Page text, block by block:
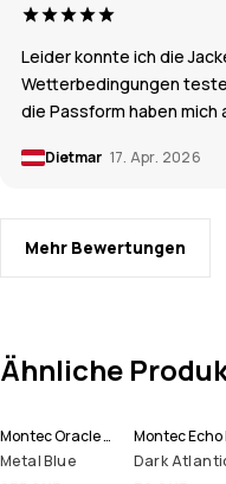
Leider konnte ich die
Wetterbedingungen
die Passform haben
Dietmar 17. Apr. 2026
Mehr Bewertungen
Ähnliche
Montec Oracle Skijacke Herren
Metal Blue
Dark